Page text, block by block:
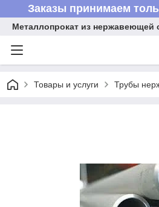
Заказы принимаем
Металлопрокат из нержавеющей
Товары и услуги Трубы